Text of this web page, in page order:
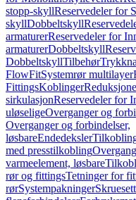
stopp-skyllReservedeler for
skyllDobbeltskyll
armaturerReservedeler for
armaturerDobbeltskyll
DobbeltskyllTilbehør
FlowFitSystemrør multilayer
FittingsKoblinger
sirkulasjonReservedeler for
uløseligeOverganger og
Overganger og forbindelser,
løsbareEndedeksler
med presstilkobling
varmeelement, løsbare
rør og fittingsTetninger for
rørSystempakninger